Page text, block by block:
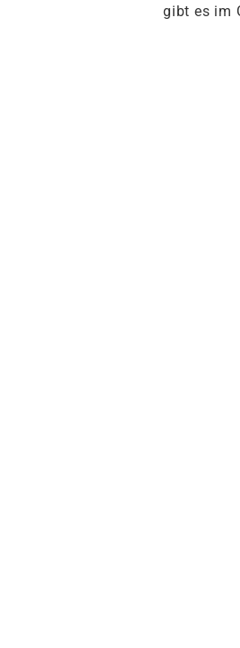
gibt es im